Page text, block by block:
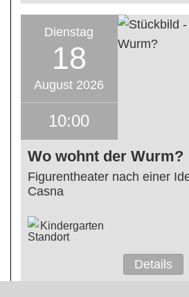
Dienstag
18
August 2026
10:00
Wo wohnt der Wurm?
Figurentheater nach einer
Casna
Kindergarten
Details